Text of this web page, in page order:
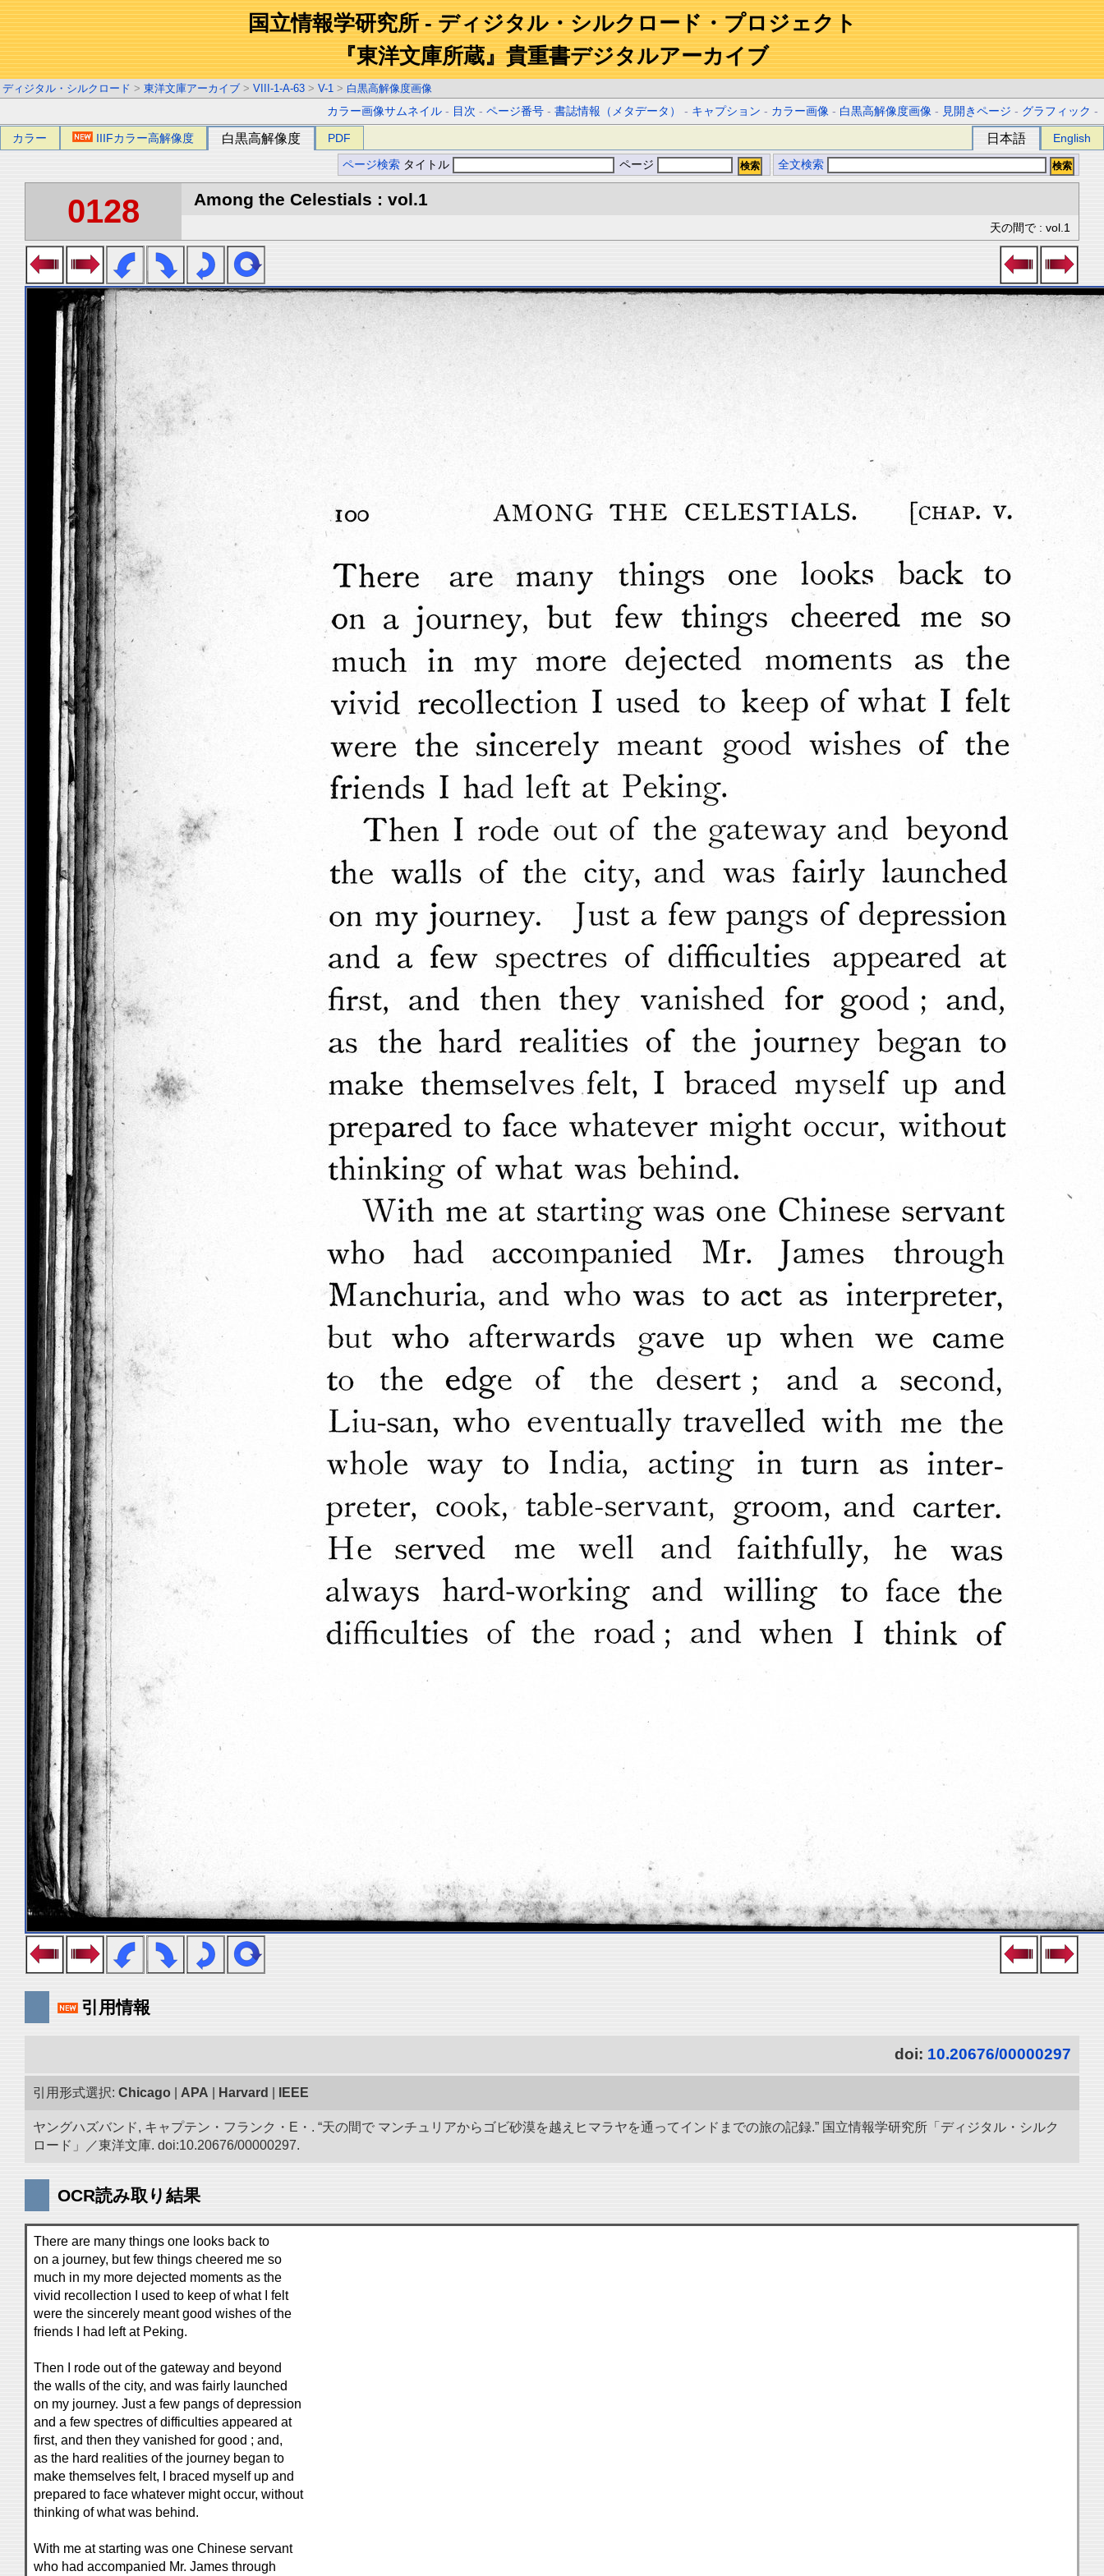
国立情報学研究所 - ディジタル・シルクロード・プロジェクト
『東洋文庫所蔵』貴重書デジタルアーカイブ
ディジタル・シルクロード > 東洋文庫アーカイブ > VIII-1-A-63 > V-1 > 白黒高解像度画像
カラー画像サムネイル - 目次 -ページ番号 -書誌情報（メタデータ） - キャプション - カラー画像 - 白黒高解像度画像 - 見開きページ - グラフィック -
カラー IIIFカラー高解像度 白黒高解像度 PDF 日本語 English
ページ検索 タイトル ページ 全文検索
0128 Among the Celestials : vol.1
天の間で : vol.1
引用情報
doi: 10.20676/00000297
引用形式選択: Chicago APA Harvard IEEE
ヤングハズバンド, キャプテン・フランク・E・. “天の間で マンチュリアからゴビ砂漠を越えヒマラヤを通ってインドまでの旅の記録.” 国立情報学研究所「ディジタル・シルク
ロード」／東洋文庫. doi:10.20676/00000297.
OCR読み取り結果
There are many things one looks back to
on a journey, but few things cheered me so
much in my more dejected moments as the
vivid recollection I used to keep of what I felt
were the sincerely meant good wishes of the
friends I had left at Peking.
Then I rode out of the gateway and beyond
the walls of the city, and was fairly launched
on my journey. Just a few pangs of depression
and a few spectres of difficulties appeared at
first, and then they vanished for good ; and,
as the hard realities of the journey began to
make themselves felt, I braced myself up and
prepared to face whatever might occur, without
thinking of what was behind.
With me at starting was one Chinese servant
who had accompanied Mr. James through